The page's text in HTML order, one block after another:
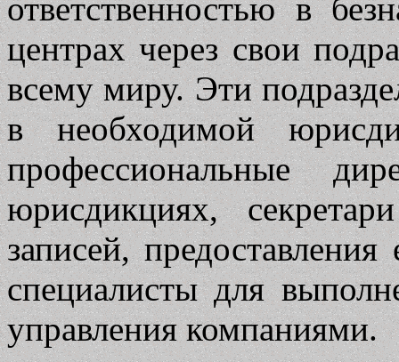
ответственностью в
центрах через свои
всему миру. Эти
в необходимой
профессиональные
юрисдикциях,
записей,
специалисты для
управления компаниями.